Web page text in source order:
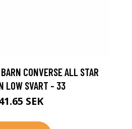
CONVERSE ALL STAR
LOW SVART - 33
SEK